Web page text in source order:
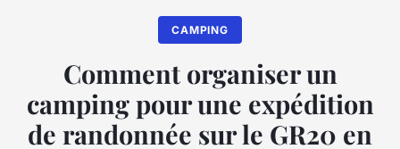
CAMPING
Comment organiser un
camping pour une expédition
de randonnée sur le GR20 en